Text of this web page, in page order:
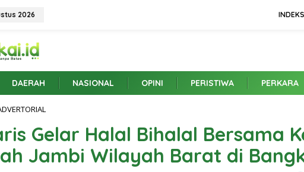
2026
DAERAH NASIONAL OPINI PERISTIWA PERKARA
H
a
r
i
Gelar Halal Bihalal Bersama
Jambi Wilayah Barat di